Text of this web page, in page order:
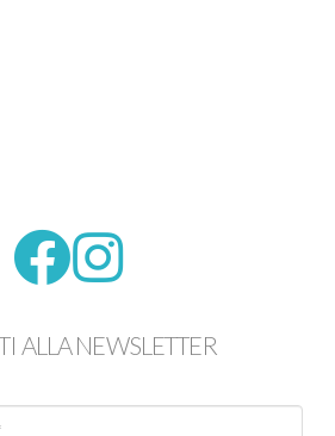
ALLA NEWSLETTER